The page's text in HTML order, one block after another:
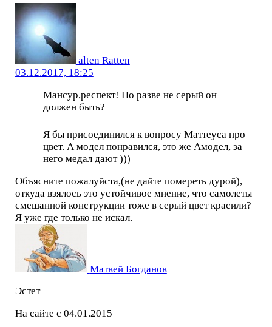
alten Ratten
03.12.2017, 18:25
Мансур,респект! Но разве не серый он
должен быть?
Я бы присоединился к вопросу Маттеуса про
цвет. А модел понравился, это же Амодел, за
него медал дают )))
Объясните пожалуйста,(не дайте помереть дурой),
откуда взялось это устойчивое мнение, что самолеты
смешанной конструкции тоже в серый цвет красили?
Я уже где только не искал.
Матвей Богданов
Эстет
На сайте с 04.01.2015